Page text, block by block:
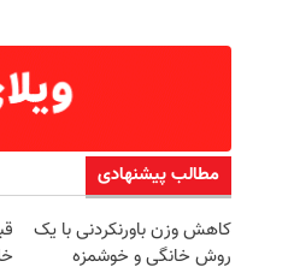
مطالب پیشنهادی
کاهش وزن باورنکردنی با یک
روش خانگی و خوشمزه